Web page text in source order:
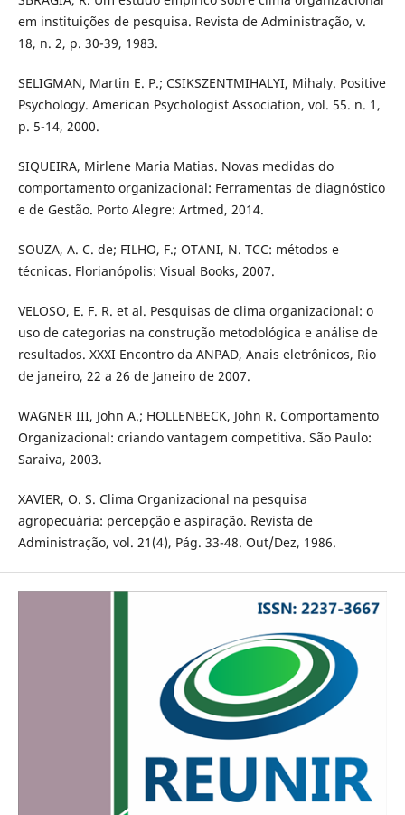
em instituições de pesquisa. Revista de Administração, v.
18, n. 2, p. 30-39, 1983.
SELIGMAN, Martin E. P.; CSIKSZENTMIHALYI, Mihaly. Positive
Psychology. American Psychologist Association, vol. 55. n. 1,
p. 5-14, 2000.
SIQUEIRA, Mirlene Maria Matias. Novas medidas do
comportamento organizacional: Ferramentas de diagnóstico
e de Gestão. Porto Alegre: Artmed, 2014.
SOUZA, A. C. de; FILHO, F.; OTANI, N. TCC: métodos e
técnicas. Florianópolis: Visual Books, 2007.
VELOSO, E. F. R. et al. Pesquisas de clima organizacional: o
uso de categorias na construção metodológica e análise de
resultados. XXXI Encontro da ANPAD, Anais eletrônicos, Rio
de janeiro, 22 a 26 de Janeiro de 2007.
WAGNER III, John A.; HOLLENBECK, John R. Comportamento
Organizacional: criando vantagem competitiva. São Paulo:
Saraiva, 2003.
XAVIER, O. S. Clima Organizacional na pesquisa
agropecuária: percepção e aspiração. Revista de
Administração, vol. 21(4), Pág. 33-48. Out/Dez, 1986.